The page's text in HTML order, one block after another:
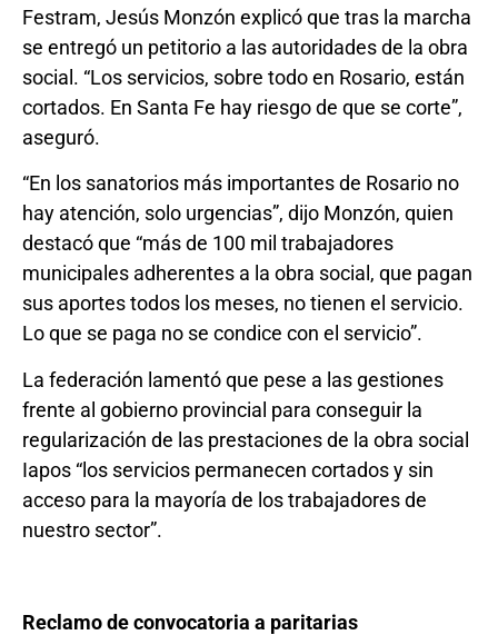
Festram, Jesús Monzón explicó que tras la marcha
se entregó un petitorio a las autoridades de la obra
social. “Los servicios, sobre todo en Rosario, están
cortados. En Santa Fe hay riesgo de que se corte”,
aseguró.
“En los sanatorios más importantes de Rosario no
hay atención, solo urgencias”, dijo Monzón, quien
destacó que “más de 100 mil trabajadores
municipales adherentes a la obra social, que pagan
sus aportes todos los meses, no tienen el servicio.
Lo que se paga no se condice con el servicio”.
La federación lamentó que pese a las gestiones
frente al gobierno provincial para conseguir la
regularización de las prestaciones de la obra social
Iapos “los servicios permanecen cortados y sin
acceso para la mayoría de los trabajadores de
nuestro sector”.
Reclamo de convocatoria a paritarias